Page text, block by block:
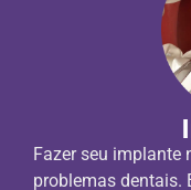
Fazer seu implante
problemas dentais.